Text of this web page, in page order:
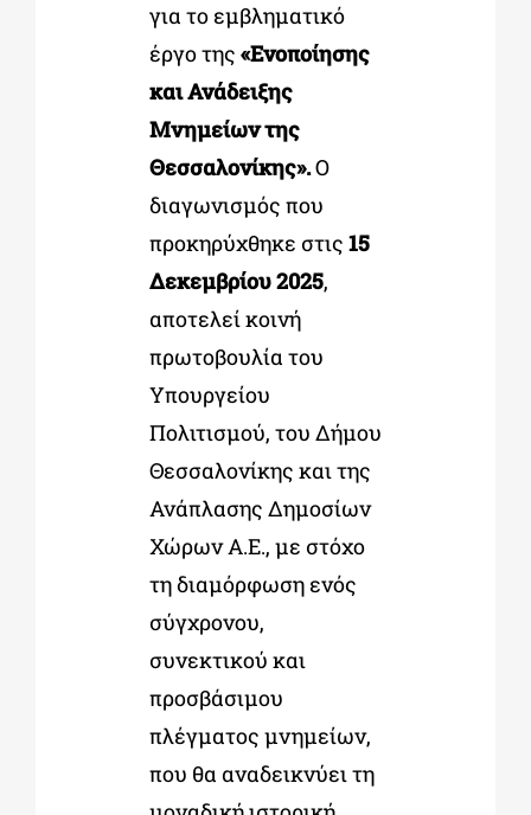
για το εμβληματικό
έργο της «Ενοποίησης
και Ανάδειξης
Μνημείων της
Θεσσαλονίκης».Ο
διαγωνισμός που
προκηρύχθηκε στις 15
Δεκεμβρίου 2025,
αποτελεί κοινή
πρωτοβουλία του
Υπουργείου
Πολιτισμού, του Δήμου
Θεσσαλονίκης και της
Ανάπλασης Δημοσίων
Χώρων Α.Ε., με στόχο
τη διαμόρφωση ενός
σύγχρονου,
συνεκτικού και
προσβάσιμου
πλέγματος μνημείων,
που θα αναδεικνύει τη